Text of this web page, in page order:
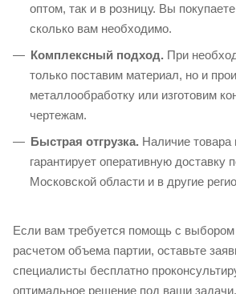
оптом, так и в розницу. Вы
сколько вам необходимо.
Комплексный подход. При
только поставим материал, но и
металлообработку или изготовим
чертежам.
Быстрая отгрузка. Наличие товара
гарантирует оперативную доставку
Московской области и в другие
Если вам требуется помощь с
расчетом объема партии, оставьте
специалисты бесплатно
оптимальное решение под ваши задачи.